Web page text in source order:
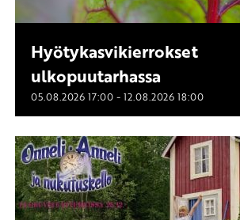
Hyötykasvikierrokset
ulkopuutarhassa
05.08.2026 17:00 - 12.08.2026 18:00